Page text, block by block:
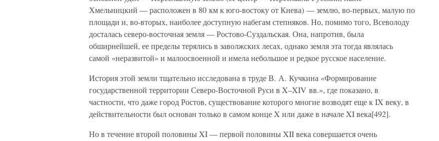
Хмельницкий — расположен в 80 км к юго-востоку от Киева) — землю, во-первых, малую по
площади и, во-вторых, наиболее доступную набегам степняков. Но, помимо того, Всеволоду
досталась северо-восточная земля — Ростово-Суздальская. Она, напротив, была
обширнейшей, ее пределы терялись в заволжских лесах, однако земля эта тогда являлась
самой «неразвитой» и малоосвоенной и имела небольшое и редкое русское население.
История этой земли тщательно исследована в труде В. А. Кучкина «Формирование
государственной территории Северо-Восточной Руси в X–XIV вв.», где показано, в
частности, что даже город Ростов, существование которого многие возводят еще к IX веку, в
действительности был основан только в самом конце X или даже в начале XI века[492].
Но в течение второй половины XI — первой половины XII века совершается очень